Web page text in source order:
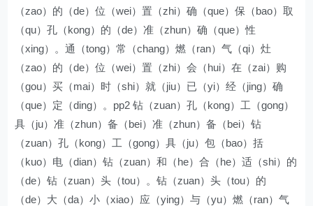
（zao）的（de）位（wei）置（zhi）确（que）保（bao）取
（qu）孔（kong）的（de）准（zhun）确（que）性
（xing）。通（tong）常（chang）燃（ran）气（qi）灶
（zao）的（de）位（wei）置（zhi）会（hui）在（zai）购
（gou）买（mai）时（shi）就（jiu）已（yi）经（jing）确
（que）定（ding）。pp2 钻（zuan）孔（kong）工（gong）
具（ju）准（zhun）备（bei）准（zhun）备（bei）钻
（zuan）孔（kong）工（gong）具（ju）包（bao）括
（kuo）电（dian）钻（zuan）和（he）合（he）适（shi）的
（de）钻（zuan）头（tou）。钻（zuan）头（tou）的
（de）大（da）小（xiao）应（ying）与（yu）燃（ran）气